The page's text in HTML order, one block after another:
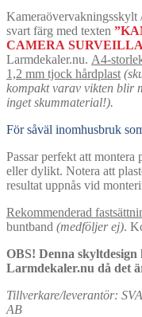
Kameraövervakningsskylt
svart färg med texten
CAMERA
Larmdekaler.nu. A4-
1,2 mm tjock hårdplast
kompakt varav vikten blir
inget skummaterial!).
För såväl inomhusbruk
Passar perfekt att montera
eller dylikt. Notera att
resultat uppnås vid
Rekommenderad
buntband (medföljer ej).
OBS! Denna skyltdesign
Larmdekaler.nu då det
Tillverkare/leverantör:
AB